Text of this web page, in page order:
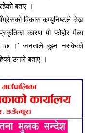
बताए ।
विकास कम्युनिष्टले देख्न
कारण यो फोहोर मैला
छ ।’ जनताले बुझ्न नसकेको
उनले बताए ।